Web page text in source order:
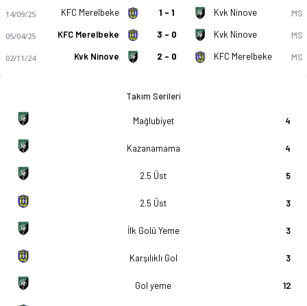
14/09/25 KFC Merelbeke 1 - 1 Kvk Ninove MS
05/04/25 KFC Merelbeke 3 - 0 Kvk Ninove MS
02/11/24 Kvk Ninove 2 - 0 KFC Merelbeke MS
Takım Serileri
Mağlubiyet 4
Kazanamama 4
2.5 Üst 5
2.5 Üst 3
İlk Golü Yeme 3
Karşılıklı Gol 3
Gol yeme 12